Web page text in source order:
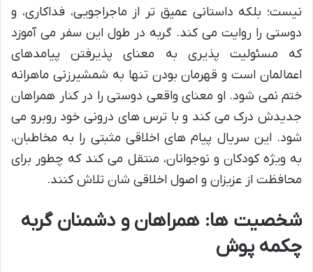
نیست؛ بلکه داستانی عمیق تر از ماجراجویی، فداکاری، و
دوستی را روایت می کند. گربه در طول این سفر می آموزد
که مسئولیت پذیری به معنای پذیرفتن پیامدهای
اعمالمان است و قهرمان بودن تنها به شمشیرزنی ماهرانه
ختم نمی شود. او معنای واقعی دوستی را در کنار همراهان
جدیدش درک می کند و با ترس های درونی خود روبرو می
شود. این سریال پیام های اخلاقی مثبتی را به مخاطبان،
به ویژه کودکان و نوجوانان، منتقل می کند که چطور برای
محافظت از عزیزان و اصول اخلاقی شان تلاش کنند.
شخصیت ها: همراهان و دشمنان گربه
چکمه پوش